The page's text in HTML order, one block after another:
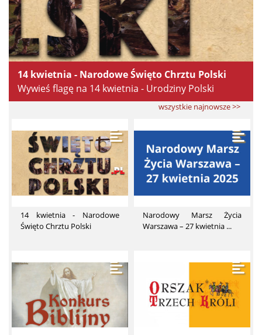
14 kwietnia - Narodowe Święto Chrztu Polski
Wywieś flagę na 14 kwietnia - Urodziny Polski
wszystkie najnowsze >>
14 kwietnia - Narodowe
Święto Chrztu Polski
Narodowy Marsz Życia
Warszawa – 27 kwietnia ...